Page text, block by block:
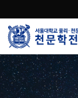
로
메
뉴